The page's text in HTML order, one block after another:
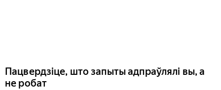
Пацвердзіце, што запыты адпраўлялі вы, а
не робат